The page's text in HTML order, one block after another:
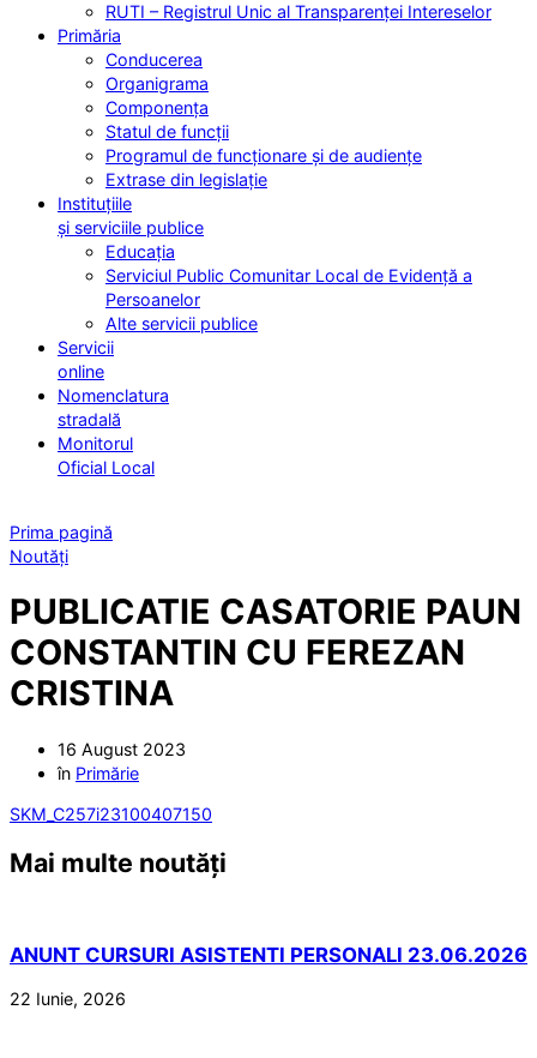
RUTI – Registrul Unic al Transparenței Intereselor
Primăria
Conducerea
Organigrama
Componența
Statul de funcții
Programul de funcționare și de audiențe
Extrase din legislație
Instituțiile
și serviciile publice
Educația
Serviciul Public Comunitar Local de Evidență a
Persoanelor
Alte servicii publice
Servicii
online
Nomenclatura
stradală
Monitorul
Oficial Local
Prima pagină
Noutăți
PUBLICATIE CASATORIE PAUN
CONSTANTIN CU FEREZAN
CRISTINA
16 August 2023
în Primărie
SKM_C257i23100407150
Mai multe noutăți
ANUNT CURSURI ASISTENTI PERSONALI 23.06.2026
22 Iunie, 2026